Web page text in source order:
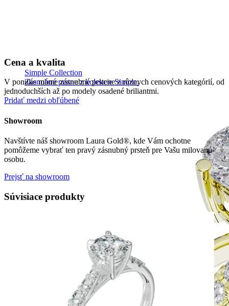
Simple Collection
Zásnubné prstne z kolekcie Simple.
Cena a kvalita
V ponuke máme zásnubné prstene z rôznych cenových kategórií, od
jednoduchších až po modely osadené briliantmi.
Pridať medzi obľúbené
Showroom
Navštívte náš showroom Laura Gold®, kde Vám ochotne
pomôžeme vybrať ten pravý zásnubný prsteň pre Vašu milovanú
osobu.
Prejsť na showroom
Súvisiace produkty